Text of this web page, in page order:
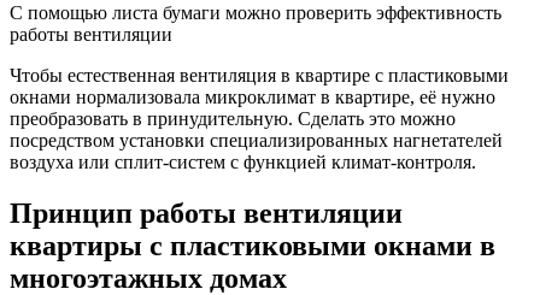
С помощью листа бумаги можно проверить эффективность
работы вентиляции
Чтобы естественная вентиляция в квартире с пластиковыми
окнами нормализовала микроклимат в квартире, её нужно
преобразовать в принудительную. Сделать это можно
посредством установки специализированных нагнетателей
воздуха или сплит-систем с функцией климат-контроля.
Принцип работы вентиляции
квартиры с пластиковыми окнами в
многоэтажных домах